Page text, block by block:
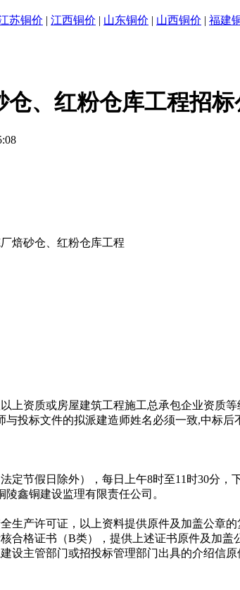
苏铜价 | 江西铜价 | 山东铜价 | 山西铜价 | 福建
仓、红粉仓库工程招
焙砂仓、红粉仓库工程
资质或房屋建筑工程施工总承包企业资质等
标文件的拟派建造师姓名必须一致,中标后
假日除外），每日上午8时至11时30分，下
鑫铜建设监理有限责任公司。
产许可证，以上资料提供原件及加盖公章的
格证书（B类），提供上述证书原件及加盖
主管部门或招投标管理部门出具的介绍信原